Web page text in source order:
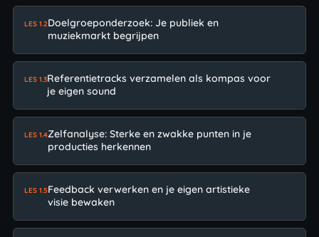
LES 1.2Doelgroeponderzoek: Je publiek en
muziekmarkt begrijpen
LES 1.3Referentietracks verzamelen als kompas voor
je eigen sound
LES 1.4Zelfanalyse: Sterke en zwakke punten in je
producties herkennen
LES 1.5Feedback verwerken en je eigen artistieke
visie bewaken